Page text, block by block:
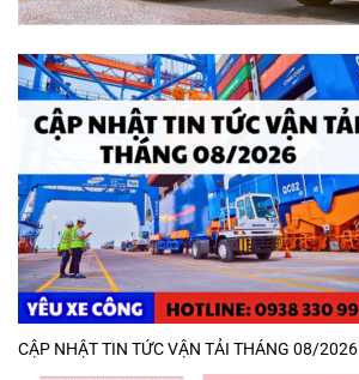
CẬP NHẬT TIN TỨC VẬN TẢI THÁNG 08/2026